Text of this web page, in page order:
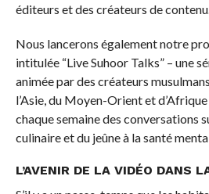
éditeurs et des créateurs de contenu.
Nous lancerons également notre
intitulée “Live Suhoor Talks” – une
animée par des créateurs
l’Asie, du Moyen-Orient et
chaque semaine des conversations
culinaire et du jeûne à la santé
L’AVENIR DE LA VIDÉO DANS